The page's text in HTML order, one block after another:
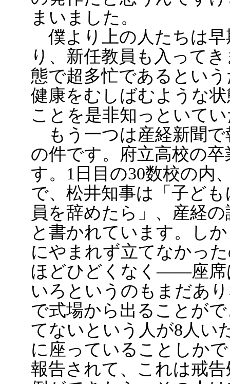
まいました。
僕より上の人たちは早
り、新任教員も入って
態で超多忙であるとい
健康をむしばむような
ことを是非知っといて
もう一つは産経新聞で
の件です。府立高校の
す。1日目の30数校の内
で、松井知事は「子ど
員を辞めたら」、産経
と書かれています。し
にやまれず立てなかっ
ほどひどくなく――座席
いろというのもまだあ
で式場から出ることが
てないという人が8人い
に座っていることしか
報告されて、これは戒